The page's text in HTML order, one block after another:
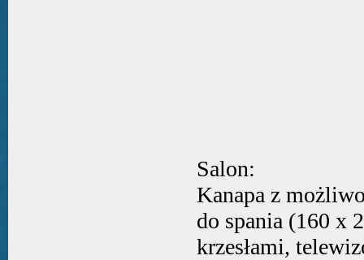
Salon:
Kanapa z
do spania (160 x
krzesłami,